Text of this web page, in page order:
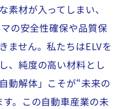
素材が入ってしまい、
の安全性確保や品質保
ません。私たちはELVを
、純度の高い材料とし
動解体」こそが“未来の
。この自動車産業の未